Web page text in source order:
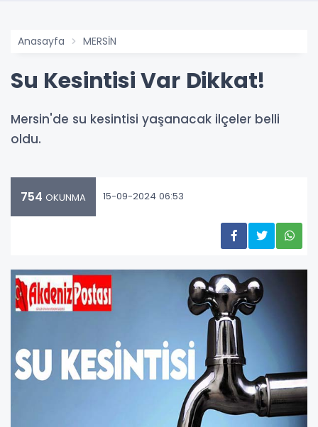
Anasayfa MERSİN
Su Kesintisi Var Dikkat!
Mersin'de su kesintisi yaşanacak ilçeler belli
oldu.
754 OKUNMA 15-09-2024 06:53